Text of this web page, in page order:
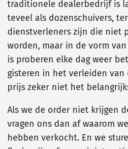
traditionele dealerbedrijf is
teveel als dozenschuivers,
dienstverleners zijn die niet
worden, maar in de vorm
is proberen elke dag weer
gisteren in het verleiden van
prijs zeker niet het
Als we de order niet krijgen
vragen ons dan af waarom
hebben verkocht. En we